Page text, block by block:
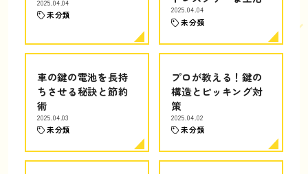
2025.04.04
未分類
2025.04.04
未分類
車の鍵の電池を長持
ちさせる秘訣と節約
術
2025.04.03
未分類
プロが教える！鍵の
構造とピッキング対
策
2025.04.02
未分類